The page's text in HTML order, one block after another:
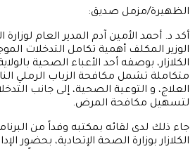
الظهيرة/مزمل صديق:
أكد د. أحمد الأمين آدم المدير العام
الوزير المكلف أهمية تكامل التدخلات
الكلازار، بوصفه أحد الأعباء الصحية
متكاملة تشمل مكافحة الزباب الرملي
العلاج، و التوعية الصحية، إلى جانب
لتسهيل مكافحة المرض.
جاء ذلك لدى لقائه بمكتبه وفداً من
الكلازار بوزارة الصحة الإتحادية، بحضور